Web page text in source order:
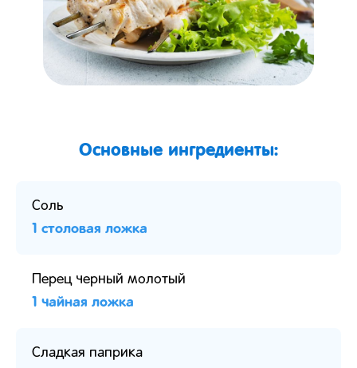
Основные ингредиенты:
Соль
1 столовая ложка
Перец черный молотый
1 чайная ложка
Сладкая паприка